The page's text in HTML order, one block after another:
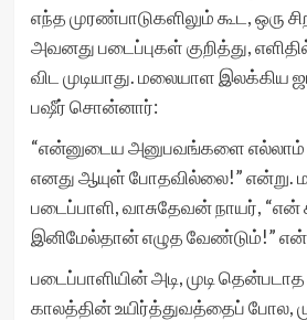
எந்த முரண்பாடுகளிலும் கூட, ஒரு
அவனது படைப்புகள் குறித்து,
விட முடியாது. மலையாள
பஷீர் சொன்னார்:
“என்னுடைய அனுபவங்களை எல்லாம்
எனது ஆயுள் போதவில்லை!” என்று.
படைப்பாளி, வாசுதேவன் நாயர், “என்
இனிமேல்தான் எழுத வேண்டும்!”
படைப்பாளியின் அடி, முடி
காலத்தின் உயிர்த்துவத்தைப் போல,